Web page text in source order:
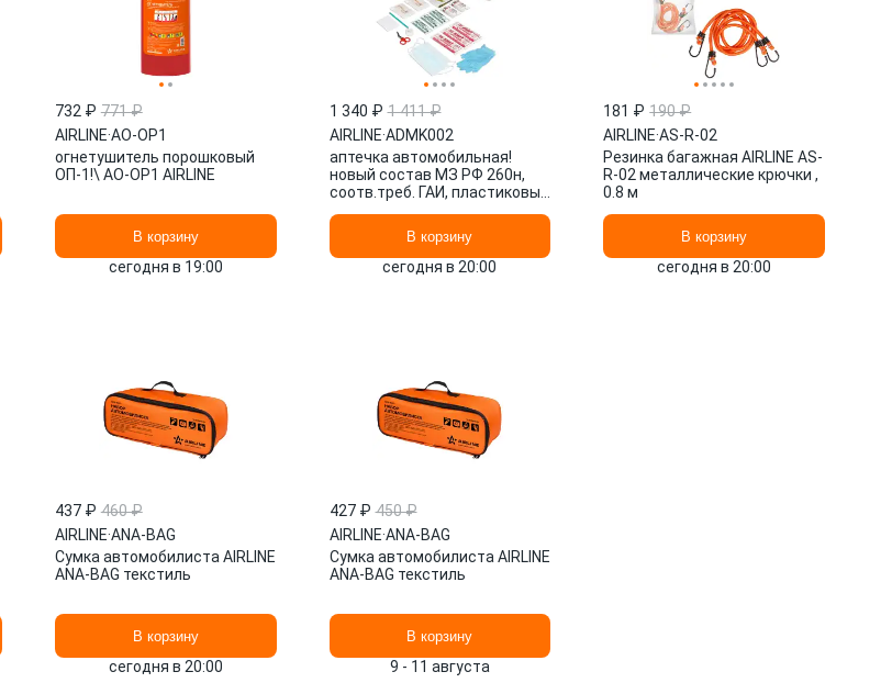
732 ₽ 771 ₽
AIRLINE·AO-OP1
огнетушитель порошковый
ОП-1!\ AO-OP1 AIRLINE
В корзину
сегодня в 19:00
1 340 ₽ 1 411 ₽
AIRLINE·ADMK002
аптечка автомобильная!
новый состав МЗ РФ 260н,
соотв.треб. ГАИ, пластиковый
В корзину
сегодня в 20:00
181 ₽ 190 ₽
AIRLINE·AS-R-02
Резинка багажная AIRLINE AS-
R-02 металлические крючки ,
0.8 м
В корзину
сегодня в 20:00
437 ₽ 460 ₽
AIRLINE·ANA-BAG
Сумка автомобилиста AIRLINE
ANA-BAG текстиль
В корзину
сегодня в 20:00
427 ₽ 450 ₽
AIRLINE·ANA-BAG
Сумка автомобилиста AIRLINE
ANA-BAG текстиль
В корзину
9 - 11 августа